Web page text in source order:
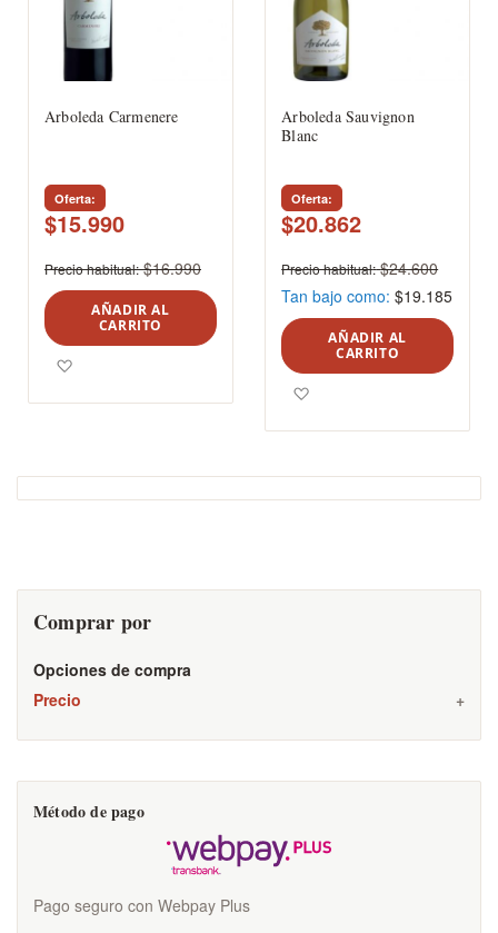
Arboleda Carmenere
Oferta
$15.990
Precio habitual $16.990
AÑADIR AL
CARRITO
Arboleda Sauvignon
Blanc
Oferta
$20.862
Precio habitual $24.600
Tan bajo como $19.185
AÑADIR AL
CARRITO
Comprar por
Opciones de compra
Precio
Método de pago
Pago seguro con Webpay Plus